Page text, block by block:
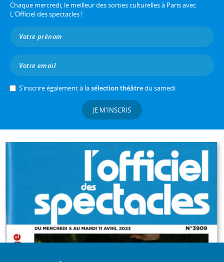
Chaque mercredi, le meilleur des sorties culturelles à Paris avec
L'Officiel des spectacles !
S’inscrire également à lasélection théâtredu samedi
JE M'INSCRIS